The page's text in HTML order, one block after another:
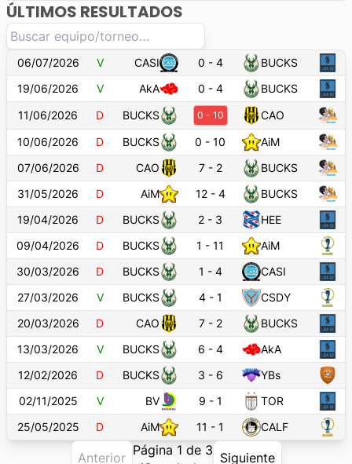
ÚLTIMOS RESULTADOS
06/07/2026 V CASI 0 - 4
BUCKS
19/06/2026
V AkA 0 - 4
BUCKS
11/06/2026
D BUCKS 0 - 10
CAO
10/06/2026
D BUCKS 0 - 10
AiM
07/06/2026
D CAO 7- 2
BUCKS
31/05/2026
D AiM 12- 4
BUCKS
19/04/2026
D BUCKS 2 - 3
HEE
09/04/2026
D BUCKS 1 - 11
AiM
30/03/2026
D BUCKS 1 - 4
CASI
27/03/2026
V BUCKS 4- 1
CSDY
20/03/2026
D CAO 7- 2
BUCKS
13/03/2026
V BUCKS 6 - 4
AkA
12/02/2026
D BUCKS 3 - 6
YBs
02/11/2025
V BV 9 - 1
TOR
25/05/2025
D AiM 11 - 1 CALF
Anterior Página 1 de 3 Siguiente